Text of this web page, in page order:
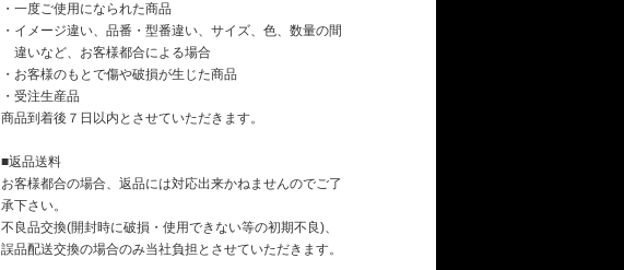
・一度ご使用になられた商品
・イメージ違い、品番・型番違い、サイズ、色、数量の間
違いなど、お客様都合による場合
・お客様のもとで傷や破損が生じた商品
・受注生産品
商品到着後７日以内とさせていただきます。
■返品送料
お客様都合の場合、返品には対応出来かねませんのでご了
承下さい。
不良品交換(開封時に破損・使用できない等の初期不良)、
誤品配送交換の場合のみ当社負担とさせていただきます。